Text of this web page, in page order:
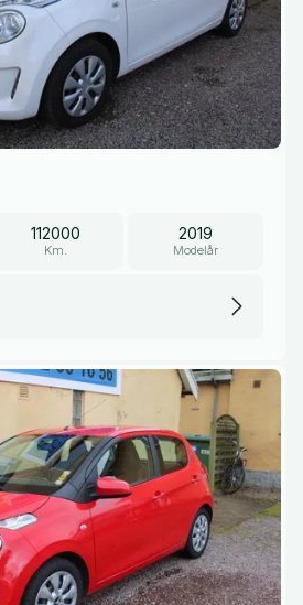
112000
Km.
2019
Modelår